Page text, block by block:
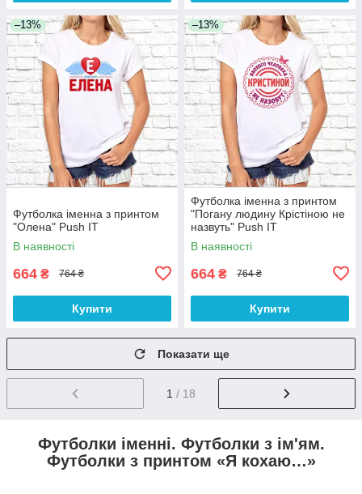
–13%
Футболка іменна з принтом
"Олена" Push IT
В наявності
664 ₴ 764 ₴
Купити
–13%
Футболка іменна з принтом
"Погану людину Крістіною не
назвуть" Push IT
В наявності
664 ₴ 764 ₴
Купити
Показати ще
1 / 18
Футболки іменні. Футболки з ім'ям.
Футболки з принтом «Я кохаю…»